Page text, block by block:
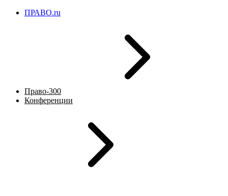
ПРАВО.ru
Право-300
Конференции